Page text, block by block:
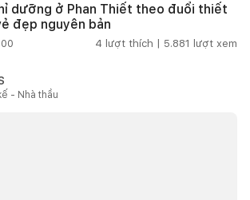
dưỡng ở Phan Thiết theo đuổi thiết
đẹp nguyên bản
4 lượt thích | 5.881 lượt xem
- Nhà thầu